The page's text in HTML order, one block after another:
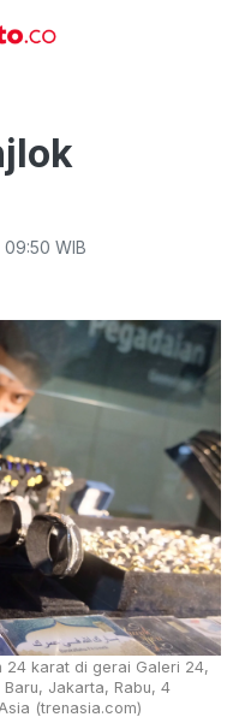
09:50 WIB
24 karat di gerai Galeri 24,
Jakarta, Rabu, 4
(trenasia.com)